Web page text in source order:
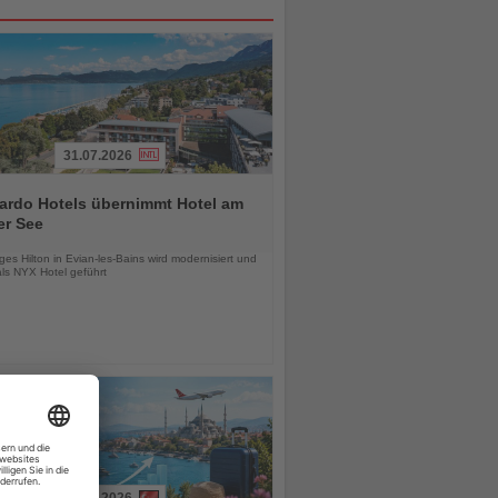
31.07.2026
Hotels übernimmt Hotel am
See
Hilton in Evian-les-Bains wird modernisiert und
NYX Hotel geführt